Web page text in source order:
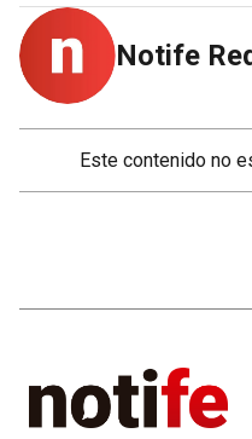
Notife
Este contenido no